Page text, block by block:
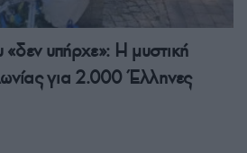
υπήρχε»: Η μυστική
για 2.000 Έλληνες